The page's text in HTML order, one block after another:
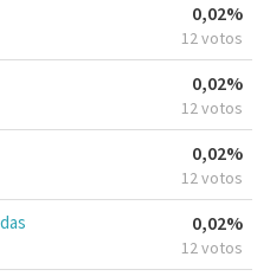
0,02%
12 votos
0,02%
12 votos
0,02%
12 votos
0,02%
12 votos